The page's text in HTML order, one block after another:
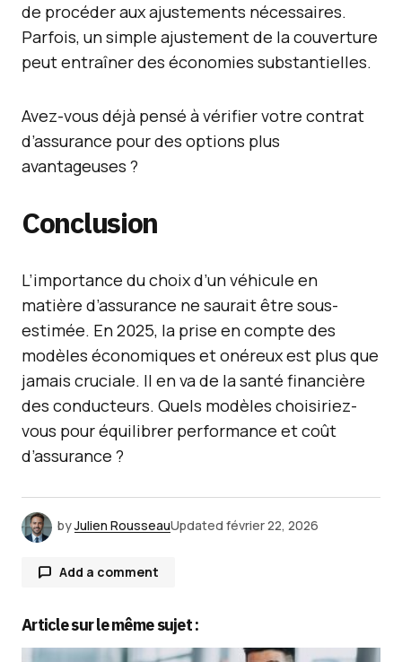
de procéder aux ajustements nécessaires.
Parfois, un simple ajustement de la couverture
peut entraîner des économies substantielles.
Avez-vous déjà pensé à vérifier votre contrat
d’assurance pour des options plus
avantageuses ?
Conclusion
L’importance du choix d’un véhicule en
matière d’assurance ne saurait être sous-
estimée. En 2025, la prise en compte des
modèles économiques et onéreux est plus que
jamais cruciale. Il en va de la santé financière
des conducteurs. Quels modèles choisiriez-
vous pour équilibrer performance et coût
d’assurance ?
byJulien RousseauUpdated février 22, 2026
Add a comment
Votre adresse e-mail ne sera pas publiée.Les
Article sur le même sujet :